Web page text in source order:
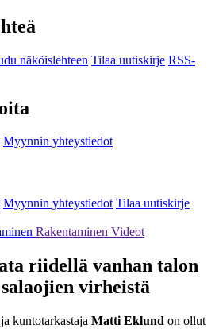
näköislehteen Tilaa uutiskirje RSS-
Myynnin yhteystiedot
Myynnin yhteystiedot Tilaa uutiskirje
Rakentaminen Videot
riidellä vanhan talon
virheistä
kuntotarkastaja Matti Eklund on ollut